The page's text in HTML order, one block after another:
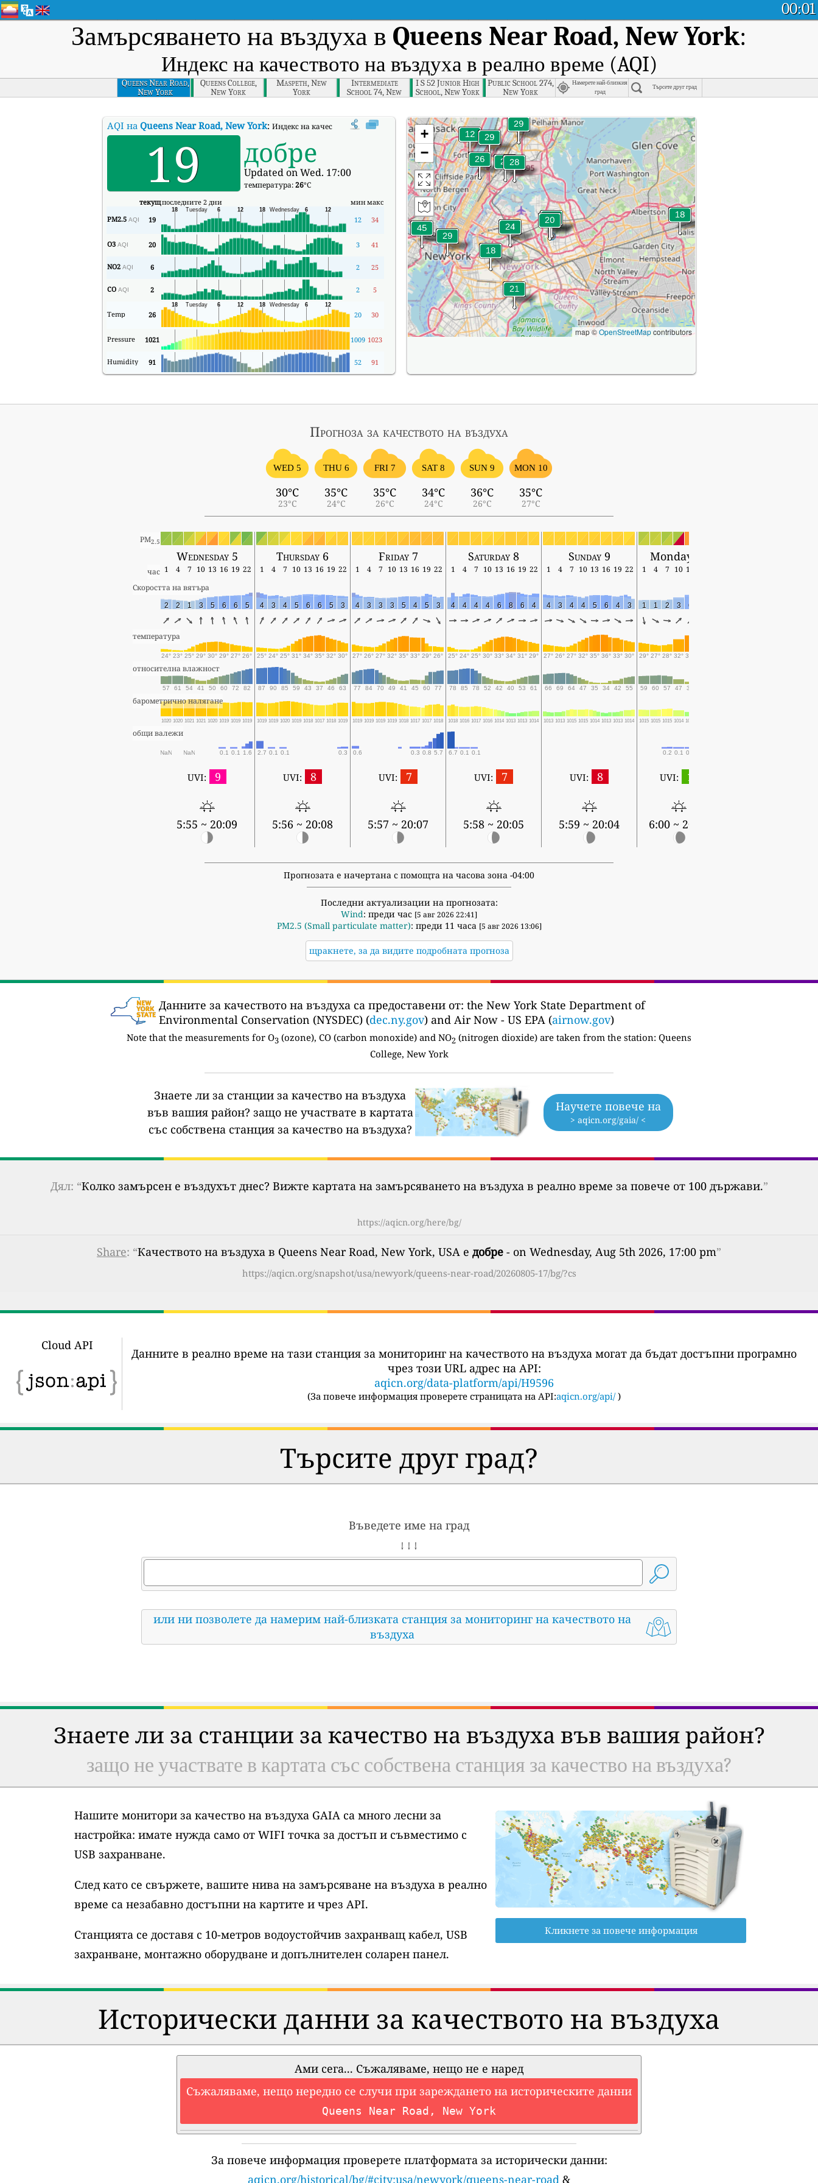
00:01
Замърсяването на въздуха в Queens Near Road, New York:
Индекс на качеството на въздуха в реално време (AQI)
Queens Near Road,
New York
Queens College,
New York
Maspeth, New
York
Intermediate
School 74, New
York
I S 52 Junior High
School, New York
Public School 274,
New York
Намерете най-близкия
град
Търсете друг град
AQI на Queens Near Road, New York: Индекс на качеството на въздуха в реално време (AQI) на Queens Near Road, New York.
19 добре
Updated on Wed. 17:00
температура:26°C
текущпоследните 2 дни минмакс
PM2.5 AQI 19 12 34
O3 AQI 20 3 41
NO2 AQI 6 2 25
CO AQI 2 2 5
Temp 26 20 30
Pressure 1021 1009 1023
Humidity 91 52 91
+
−
map ©OpenStreetMapcontributors
Прогноза за качеството на въздуха
WED 5
30°C
23°C
THU 6
35°C
24°C
FRI 7
35°C
26°C
SAT 8
34°C
24°C
SUN 9
36°C
26°C
MON 10
35°C
27°C
PM2.5
Wednesday 5 Thursday 6 Friday 7 Saturday 8 Sunday 9 Monday 10
час 1 4 7 10 13 16 19 22 1 4 7 10 13 16 19 22 1 4 7 10 13 16 19 22 1 4 7 10 13 16 19 22 1 4 7 10 13 16 19 22 1 4 7 10 13
Скоростта на вятъра
2 2 1 3 5 6 6 5 4 3 4 5 6 6 5 3 4 3 3 3 5 4 5 3 4 4 4 4 6 8 6 4 4 3 4 4 5 6 4 3 1 1 2 3 6
температура
24° 23° 25° 29° 30° 29° 27° 26° 25° 24° 25° 31° 34° 35° 32° 30° 27° 26° 27° 32° 35° 33° 29° 26° 25° 24° 25° 30° 33° 34° 31° 29° 27° 26° 27° 32° 35° 36° 33° 30° 29° 27° 28° 32° 35°
относителна влажност
57 61 54 41 50 60 72 82 87 90 85 59 43 37 46 63 77 84 70 49 41 45 60 77 78 85 78 52 42 40 53 61 66 69 64 47 35 34 42 55 59 60 57 47 38
барометрично налягане
1020 1020 1021 1021 1020 1019 1019 1019 1019 1019 1020 1019 1018 1017 1018 1019 1019 1019 1019 1019 1018 1017 1017 1018 1018 1016 1017 1016 1014 1013 1013 1014 1013 1013 1015 1015 1014 1013 1013 1014 1015 1015 1015 1014 1013
общи валежи
NaN NaN 0.1 0.1 1.6 2.7 0.1 0.1 0.3 0.6 0.3 0.8 5.7 6.7 0.1 0.1 0.2 0.1 0.1
UVI: 9
5:55 ~ 20:09
UVI: 8
5:56 ~ 20:08
UVI: 7
5:57 ~ 20:07
UVI: 7
5:58 ~ 20:05
UVI: 8
5:59 ~ 20:04
UVI: 1
6:00 ~ 20:03
Прогнозата е начертана с помощта на часова зона -04:00
Последни актуализации на прогнозата:
Wind: преди час [5 авг 2026 22:41]
PM2.5 (Small particulate matter): преди 11 часа [5 авг 2026 13:06]
щракнете, за да видите подробната прогноза
Данните за качеството на въздуха са предоставени от: the New York State Department of
Environmental Conservation (NYSDEC) (dec.ny.gov) and Air Now - US EPA (airnow.gov)
Note that the measurements for O3 (ozone), CO (carbon monoxide) and NO2 (nitrogen dioxide) are taken from the station: Queens
College, New York
Знаете ли за станции за качество на въздуха
във вашия район? защо не участвате в картата
със собствена станция за качество на въздуха?
Научете повече на
> aqicn.org/gaia/ <
Дял: “Колко замърсен е въздухът днес? Вижте картата на замърсяването на въздуха в реално време за повече от 100 държави.”
https://aqicn.org/here/bg/
Share: “Качеството на въздуха в Queens Near Road, New York, USA е добре - on Wednesday, Aug 5th 2026, 17:00 pm”
https://aqicn.org/snapshot/usa/newyork/queens-near-road/20260805-17/bg/?cs
Cloud API
Данните в реално време на тази станция за мониторинг на качеството на въздуха могат да бъдат достъпни програмно
чрез този URL адрес на API:
aqicn.org/data-platform/api/H9596
(За повече информация проверете страницата на API:aqicn.org/api/ )
Търсите друг град?
Въведете име на град
↓ ↓ ↓
или ни позволете да намерим най-близката станция за мониторинг на качеството на
въздуха
Знаете ли за станции за качество на въздуха във вашия район?
защо не участвате в картата със собствена станция за качество на въздуха?
Нашите монитори за качество на въздуха GAIA са много лесни за
настройка: имате нужда само от WIFI точка за достъп и съвместимо с
USB захранване.
След като се свържете, вашите нива на замърсяване на въздуха в реално
време са незабавно достъпни на картите и чрез API.
Станцията се доставя с 10-метров водоустойчив захранващ кабел, USB
захранване, монтажно оборудване и допълнителен соларен панел.
Кликнете за повече информация
Исторически данни за качеството на въздуха
Ами сега... Съжаляваме, нещо не е наред
Съжаляваме, нещо нередно се случи при зареждането на историческите данни
Queens Near Road, New York
За повече информация проверете платформата за исторически данни:
aqicn.org/historical/bg/#city:usa/newyork/queens-near-road &